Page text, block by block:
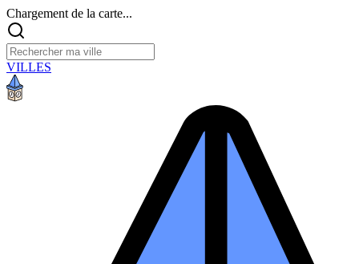
Chargement de la carte...
VILLES